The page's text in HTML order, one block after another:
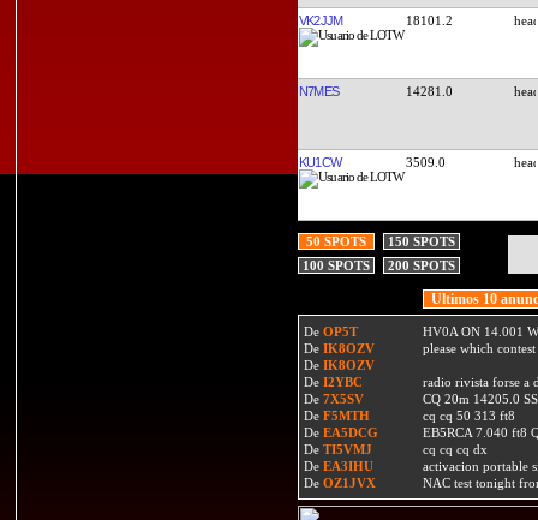
VK2JJM 18101.2
N7MES 14281.0
KU1CW 3509.0
50 SPOTS
150 SPOTS
100 SPOTS
200 SPOTS
Ultimos 10
De OP5T
HV0A ON 14.001
De IK8OZV
please which
De IK8OZV
De I2YBC
radio rivista forse a
De 7X5SV
CQ 20m 14205.0
De F5MTH
cq cq 50 313 ft8
De EA5DCG
EB5RCA 7.040 ft8
De TI5VMJ
cq cq cq dx
De EA3IHU
activacion portable
De OZ1JVX NAC test tonight